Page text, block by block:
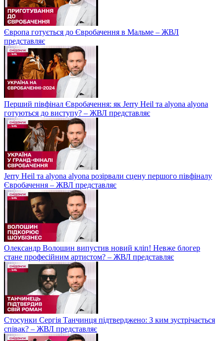
Європа готується до Євробачення в Мальме – ЖВЛ
представляє
Перший півфінал Євробачення: як Jerry Heil та alyona alyona
готуються до виступу? – ЖВЛ представляє
Jerry Heil та аlyona аlyona розірвали сцену першого півфіналу
Євробачення – ЖВЛ представляє
Олександр Волошин випустив новий кліп! Невже блогер
стане професійним артистом? – ЖВЛ представляє
Стосунки Сергія Танчинця підтверджено: З ким зустрічається
співак? – ЖВЛ представляє